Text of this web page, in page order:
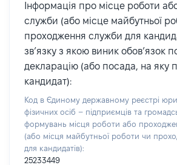
Інформація про місце роботи
служби (або місце майбутньої
проходження служби для
зв’язку з якою виник обов’язок
декларацію (або посада, на яку
кандидат):
Код в Єдиному державному реєстрі
фізичних осіб – підприємців та
формувань місця роботи або
(або місця майбутньої роботи чи
для кандидатів):
25233449